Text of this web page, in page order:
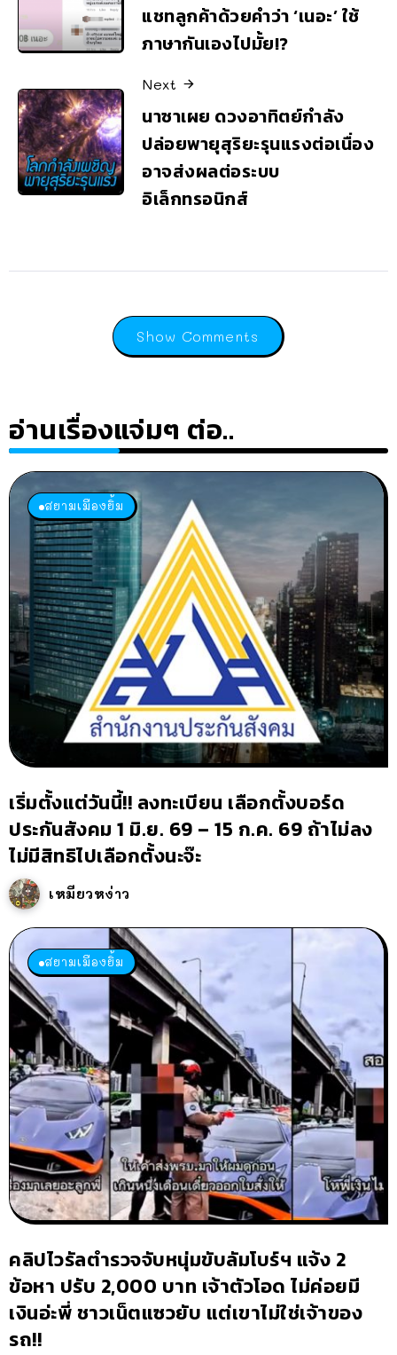
แชทลูกค้าด้วยคำว่า ‘เนอะ’ ใช้
ภาษากันเองไปมั้ย!?
Next
นาซาเผย ดวงอาทิตย์กำลัง
ปล่อยพายุสุริยะรุนแรงต่อเนื่อง
อาจส่งผลต่อระบบ
อิเล็กทรอนิกส์
Show Comments
อ่านเรื่องแจ่มๆ ต่อ..
สยามเมืองยิ้ม
เริ่มตั้งแต่วันนี้!! ลงทะเบียน เลือกตั้งบอร์ด
ประกันสังคม 1 มิ.ย. 69 – 15 ก.ค. 69 ถ้าไม่ลง
ไม่มีสิทธิไปเลือกตั้งนะจ๊ะ
เหมียวหง่าว
สยามเมืองยิ้ม
คลิปไวรัลตำรวจจับหนุ่มขับลัมโบร์ฯ แจ้ง 2
ข้อหา ปรับ 2,000 บาท เจ้าตัวโอด ไม่ค่อยมี
เงินอ่ะพี่ ชาวเน็ตแซวยับ แต่เขาไม่ใช่เจ้าของ
รถ!!